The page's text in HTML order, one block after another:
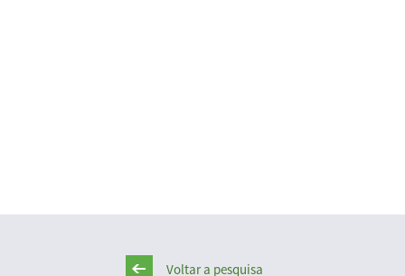
Voltar a pesquisa